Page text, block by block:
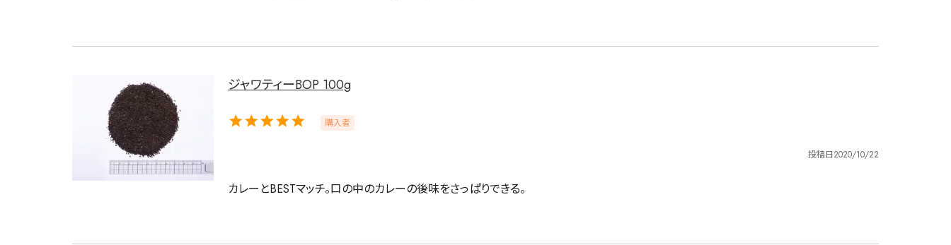
詳細検索
キーワードで探す
水出し
予算・価格で探す
ジャワティーBOP 100g
購入者
投稿日2020/10/22
カレーとBESTマッチ。口の中のカレーの後味をさっぱりできる。